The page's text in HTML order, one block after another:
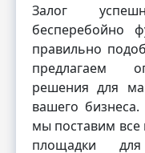
Залог
бесперебойно
правильно
предлагаем
решения для
вашего
мы поставим все
площадки